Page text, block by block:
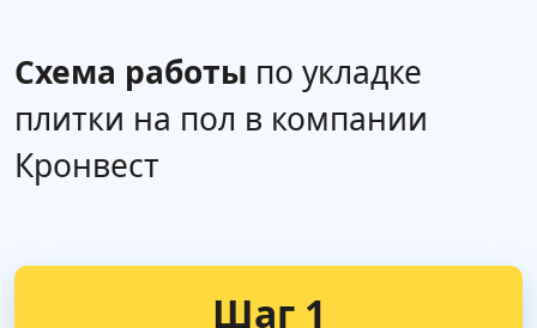
Схема работы по укладке
плитки на пол в компании
Кронвест
Шаг 1